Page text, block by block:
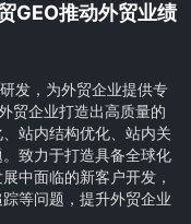
GEO推动外贸业绩
发，为外贸企业提供专
贸企业打造出高质量的
站内结构优化、站内关
致力于打造具备全球化
中面临的新客户开发，
等问题，提升外贸企业